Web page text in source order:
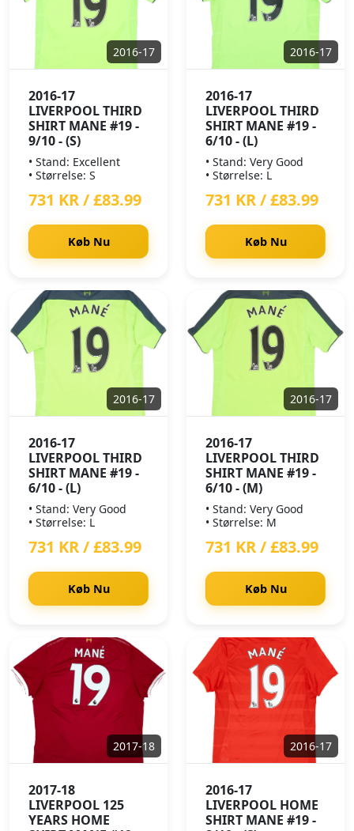
2016-17
2016-17
LIVERPOOL THIRD
SHIRT MANE #19 -
9/10 - (S)
• Stand: Excellent
• Størrelse: S
731 KR / £83.99
Køb Nu
2016-17
2016-17
LIVERPOOL THIRD
SHIRT MANE #19 -
6/10 - (L)
• Stand: Very Good
• Størrelse: L
731 KR / £83.99
Køb Nu
2016-17
2016-17
LIVERPOOL THIRD
SHIRT MANE #19 -
6/10 - (L)
• Stand: Very Good
• Størrelse: L
731 KR / £83.99
Køb Nu
2016-17
2016-17
LIVERPOOL THIRD
SHIRT MANE #19 -
6/10 - (M)
• Stand: Very Good
• Størrelse: M
731 KR / £83.99
Køb Nu
2017-18
2017-18
LIVERPOOL 125
YEARS HOME
2016-17
2016-17
LIVERPOOL HOME
SHIRT MANE #19 -